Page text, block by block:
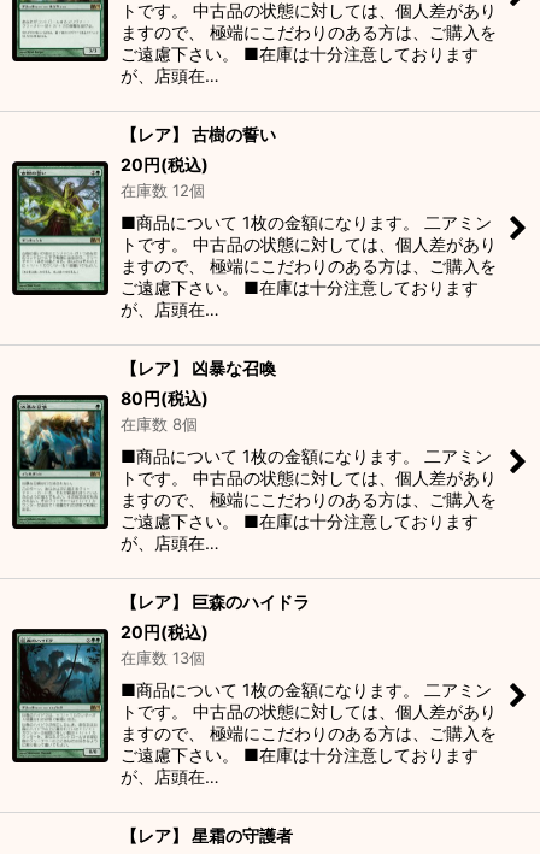
トです。 中古品の状態に対しては、個人差があり
ますので、 極端にこだわりのある方は、ご購入を
ご遠慮下さい。 ■在庫は十分注意しております
が、店頭在…
【レア】 古樹の誓い
20円(税込)
在庫数 12個
■商品について 1枚の金額になります。 二アミン
トです。 中古品の状態に対しては、個人差があり
ますので、 極端にこだわりのある方は、ご購入を
ご遠慮下さい。 ■在庫は十分注意しております
が、店頭在…
【レア】 凶暴な召喚
80円(税込)
在庫数 8個
■商品について 1枚の金額になります。 二アミン
トです。 中古品の状態に対しては、個人差があり
ますので、 極端にこだわりのある方は、ご購入を
ご遠慮下さい。 ■在庫は十分注意しております
が、店頭在…
【レア】 巨森のハイドラ
20円(税込)
在庫数 13個
■商品について 1枚の金額になります。 二アミン
トです。 中古品の状態に対しては、個人差があり
ますので、 極端にこだわりのある方は、ご購入を
ご遠慮下さい。 ■在庫は十分注意しております
が、店頭在…
【レア】 星霜の守護者